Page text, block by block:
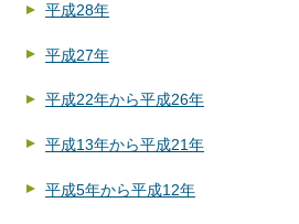
平成28年
平成27年
平成22年から平成26年
平成13年から平成21年
平成5年から平成12年